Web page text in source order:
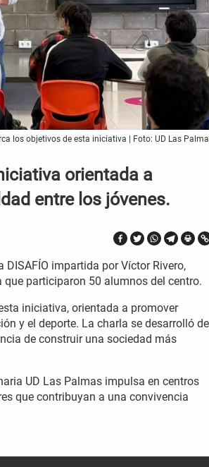
los objetivos de esta iniciativa | Foto: UD Las
orientada a
entre los jóvenes.
impartida por Víctor Rivero,
participaron 50 alumnos del centro.
iniciativa, orientada a promover
y el deporte. La charla se desarrolló de
de construir una sociedad más
UD Las Palmas impulsa en centros
que contribuyan a una convivencia